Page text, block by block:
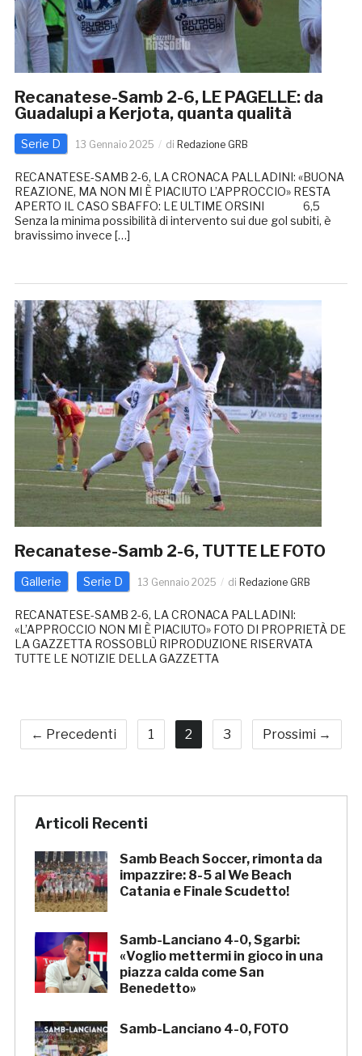
Recanatese-Samb 2-6, LE PAGELLE: da
Guadalupi a Kerjota, quanta qualità
Serie D 13 Gennaio 2025 di Redazione GRB
RECANATESE-SAMB 2-6, LA CRONACA PALLADINI: «BUONA
REAZIONE, MA NON MI È PIACIUTO L’APPROCCIO» RESTA
APERTO IL CASO SBAFFO: LE ULTIME ORSINI 6,5
Senza la minima possibilità di intervento sui due gol subiti, è
bravissimo invece […]
Recanatese-Samb 2-6, TUTTE LE FOTO
Gallerie Serie D 13 Gennaio 2025 di Redazione GRB
RECANATESE-SAMB 2-6, LA CRONACA PALLADINI:
«L’APPROCCIO NON MI È PIACIUTO» FOTO DI PROPRIETÀ DE
LA GAZZETTA ROSSOBLÙ RIPRODUZIONE RISERVATA
TUTTE LE NOTIZIE DELLA GAZZETTA
← Precedenti 1 2 3 Prossimi →
Articoli Recenti
Samb Beach Soccer, rimonta da
impazzire: 8-5 al We Beach
Catania e Finale Scudetto!
Samb-Lanciano 4-0, Sgarbi:
«Voglio mettermi in gioco in una
piazza calda come San
Benedetto»
Samb-Lanciano 4-0, FOTO